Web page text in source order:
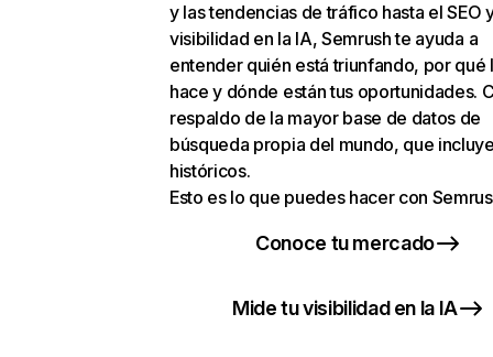
y las tendencias de tráfico hasta el SEO
visibilidad en la IA, Semrush te ayuda a
entender quién está triunfando, por qué
hace y dónde están tus oportunidades.
respaldo de la mayor base de datos de
búsqueda propia del mundo, que
históricos.
Esto es lo que puedes hacer con
Conoce tu mercado
Mide tu visibilidad en la IA